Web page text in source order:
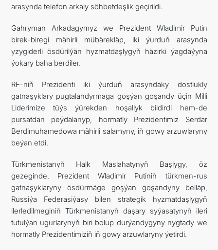
arasynda telefon arkaly söhbetdeşlik geçirildi.
Gahryman Arkadagymyz we Prezident Wladimir Putin
birek-biregi mähirli mübärekläp, iki ýurduň arasynda
yzygiderli ösdürilýän hyzmatdaşlygyň häzirki ýagdaýyna
ýokary baha berdiler.
RF-niň Prezidenti iki ýurduň arasyndaky dostlukly
gatnaşyklary pugtalandyrmaga goşýan goşandy üçin Milli
Liderimize tüýs ýürekden hoşallyk bildirdi hem-de
pursatdan peýdalanyp, hormatly Prezidentimiz Serdar
Berdimuhamedowa mähirli salamyny, iň gowy arzuwlaryny
beýan etdi.
Türkmenistanyň Halk Maslahatynyň Başlygy, öz
gezeginde, Prezident Wladimir Putiniň türkmen-rus
gatnaşyklaryny ösdürmäge goşýan goşandyny belläp,
Russiýa Federasiýasy bilen strategik hyzmatdaşlygyň
ilerledilmeginiň Türkmenistanyň daşary syýasatynyň ileri
tutulýan ugurlarynyň biri bolup durýandygyny nygtady we
hormatly Prezidentimiziň iň gowy arzuwlaryny ýetirdi.